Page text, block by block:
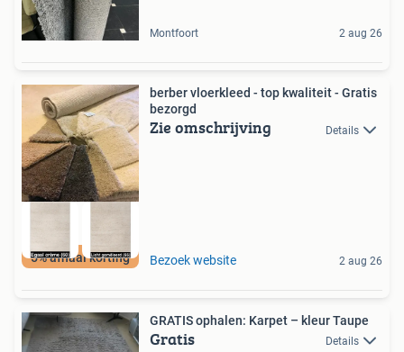
Montfoort 2 aug 26
5% afhaal korting
berber vloerkleed - top kwaliteit - Gratis
bezorgd
Zie omschrijving Details
Bezoek website 2 aug 26
GRATIS ophalen: Karpet – kleur Taupe
Gratis Details